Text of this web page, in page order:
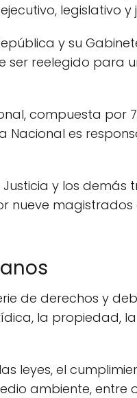
legislativo y
y su
reelegido para
compuesta por
es
y los
nueve
de derechos y
la propiedad,
leyes, el
ambiente, entre